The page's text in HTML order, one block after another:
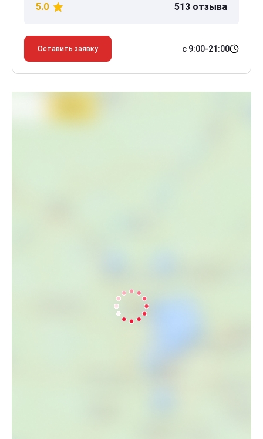
5.0 513 отзыва
Оставить заявку с 9:00-21:00